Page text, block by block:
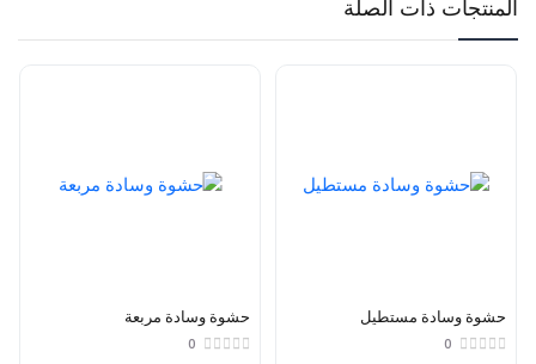
المنتجات ذات الصلة
حشوة وسادة مستطيل
0
حشوة وسادة مربعة
0